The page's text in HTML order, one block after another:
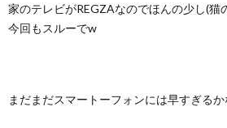
家のテレビがREGZAなのでほんの少し(猫
今回もスルーでw
まだまだスマートーフォンには早すぎるか